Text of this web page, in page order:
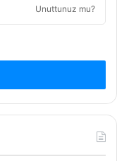
Unuttunuz mu?